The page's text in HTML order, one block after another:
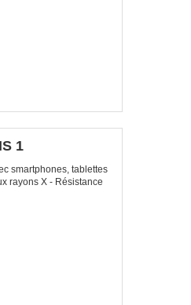
1
smartphones, tablettes
rayons X - Résistance